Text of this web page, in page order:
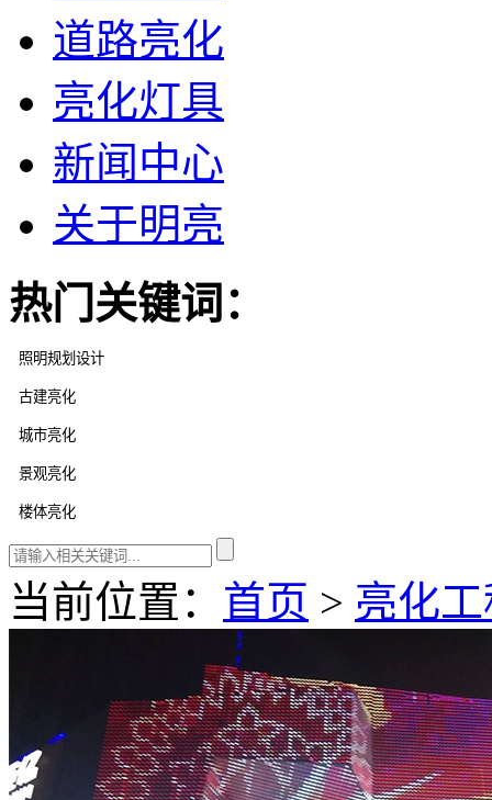
道路亮化
亮化灯具
新闻中心
关于明亮
热门关键词：
当前位置： 首页 > 亮化